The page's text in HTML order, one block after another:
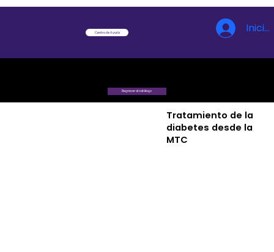
Centro de Ayuda
Regresar al catálogo
Tratamiento de la
diabetes desde la
MTC